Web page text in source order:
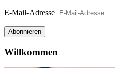
E-Mail-Adresse
Abonnieren
Willkommen